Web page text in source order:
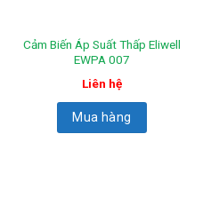
Cảm Biến Áp Suất Thấp Eliwell
EWPA 007
Liên hệ
Mua hàng